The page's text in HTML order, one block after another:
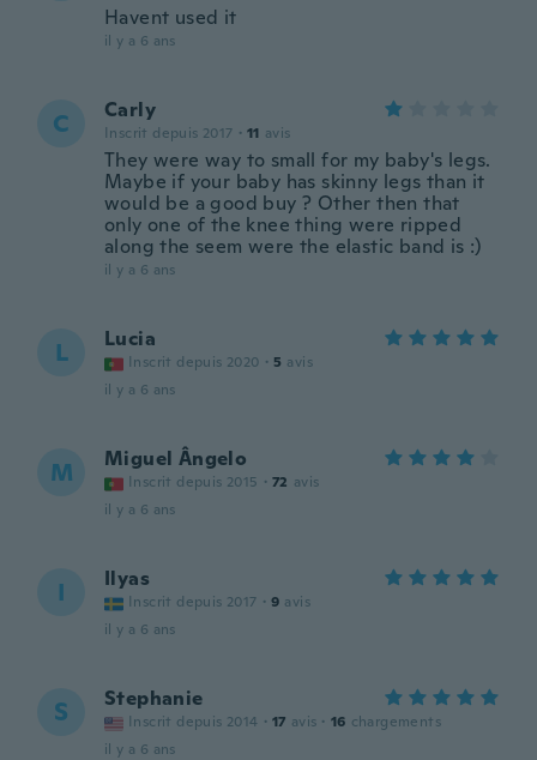
Havent used it
il y a 6 ans
C Carly
Inscrit depuis 2017 · 11 avis
They were way to small for my baby's legs.
Maybe if your baby has skinny legs than it
would be a good buy ? Other then that
only one of the knee thing were ripped
along the seem were the elastic band is :)
il y a 6 ans
L Lucia
Inscrit depuis 2020 · 5 avis
il y a 6 ans
M Miguel Ângelo
Inscrit depuis 2015 · 72 avis
il y a 6 ans
I Ilyas
Inscrit depuis 2017 · 9 avis
il y a 6 ans
S Stephanie
Inscrit depuis 2014 · 17 avis · 16 chargements
il y a 6 ans